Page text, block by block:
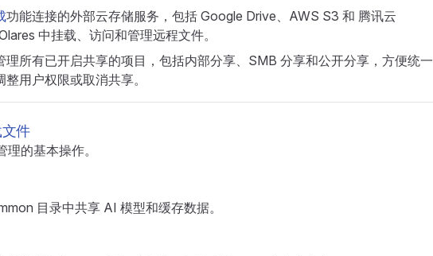
功能连接的外部云存储服务，包括 Google Drive、AWS S3 和 腾讯云
中挂载、访问和管理远程文件。
理所有已开启共享的项目，包括内部分享、SMB 分享和公开分享，方便统一
用户权限或取消共享。
件
的基本操作。
目录中共享 AI 模型和缓存数据。